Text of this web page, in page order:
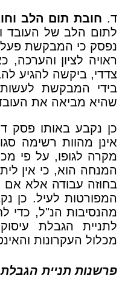
ד. חובת תום הלב
לתום הלב של העובד
נפסק כי המבקשת
ראויה לציון
צדדי, ביקשה להגיע
בידי המבקשת
שהיא מביאה את
כן נקבע באותו פסק
אינן מהוות רשימה
מקרה לגופו, על פי
המנחה הוא, כי אין
בחוזה עבודה אלא אם
המפורטות לעיל. כן
מהנסיבות הנ"ל, כדי
לתניית הגבלת
מכלול העקרונות
פרשנות תניית